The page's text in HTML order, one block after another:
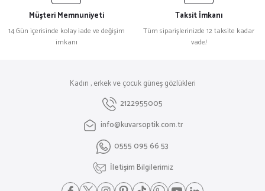
Müşteri Memnuniyeti
14 Gün içerisinde kolay iade ve değişim
imkanı
Taksit İmkanı
Tüm siparişlerinizde 12 taksite kadar
vade!
Kadın , erkek ve çocuk güneş gözlükleri
2122955005
info@kuvarsoptik.com.tr
0555 095 66 53
İletişim Bilgilerimiz